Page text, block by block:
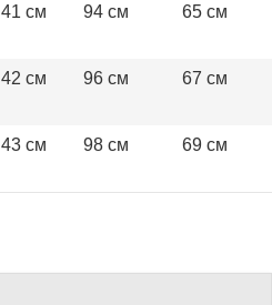
41 см 94 см 65 см
42 см 96 см 67 см
43 см 98 см 69 см